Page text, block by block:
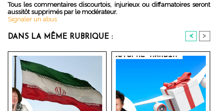
Tous les commentaires discourtois, injurieux ou diffamatoires seront
aussitôt supprimés par le modérateur.
Signaler un abus
DANS LA MÊME RUBRIQUE : < >